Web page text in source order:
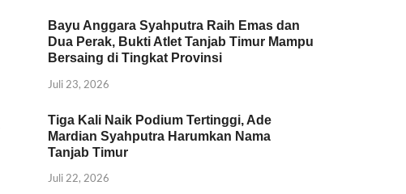
Bayu Anggara Syahputra Raih Emas dan
Dua Perak, Bukti Atlet Tanjab Timur Mampu
Bersaing di Tingkat Provinsi
Juli 23, 2026
Tiga Kali Naik Podium Tertinggi, Ade
Mardian Syahputra Harumkan Nama
Tanjab Timur
Juli 22, 2026